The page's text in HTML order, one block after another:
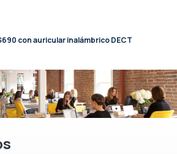
con auricular inalámbrico DECT